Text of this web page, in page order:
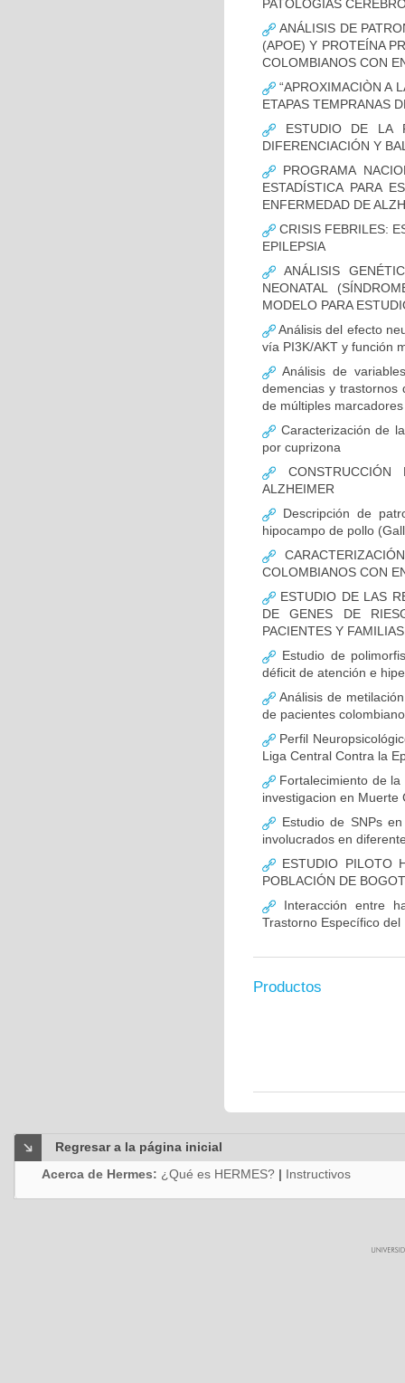
PATOLOGÍAS
ANÁLISIS DE
(APOE) Y PROTEÍNA
COLOMBIANOS CON
“APROXIMACIÒN A
ETAPAS TEMPRANAS
ESTUDIO DE LA
DIFERENCIACIÓN Y
PROGRAMA
ESTADÍSTICA PARA
ENFERMEDAD DE
CRISIS FEBRILES:
EPILEPSIA
ANÁLISIS
NEONATAL
MODELO PARA
Análisis del efecto
vía PI3K/AKT y función
Análisis de
demencias y trastornos
de múltiples
Caracterización de
por cuprizona
ALZHEIMER
Descripción de
hipocampo de pollo
COLOMBIANOS CON
ESTUDIO DE LAS
DE GENES DE
PACIENTES Y
Estudio de
déficit de atención e
Análisis de
de pacientes
Perfil
Liga Central Contra la
Fortalecimiento de la
investigacion en Muerte
Estudio de SNPs
involucrados en
ESTUDIO PILOTO
POBLACIÓN DE
Interacción entre
Trastorno Específico del
Productos
Regresar a la página inicial
Acerca de Hermes: ¿Qué es HERMES? | Instructivos